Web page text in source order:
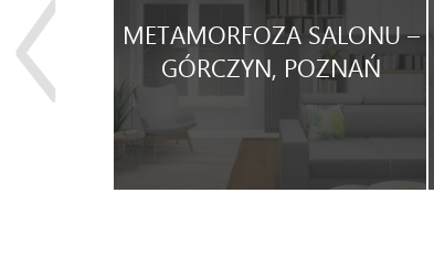
METAMORFOZA SALONU –
GÓRCZYN, POZNAŃ